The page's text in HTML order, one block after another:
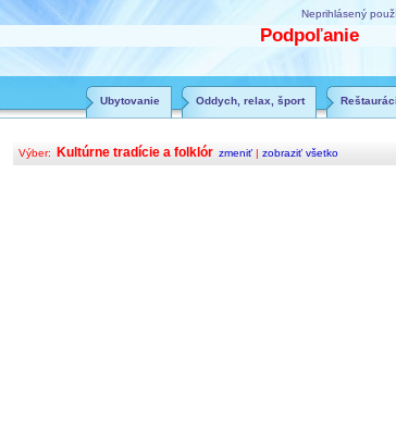
Neprihlásený
Podpoľanie
Oddych, relax, šport
Ubytovanie
Výber: Kultúrne tradície a folklór zmeniť | zobraziť všetko